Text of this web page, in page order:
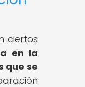
ciertos
en la
que se